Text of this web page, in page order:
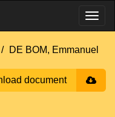
DE BOM, Emmanuel
document